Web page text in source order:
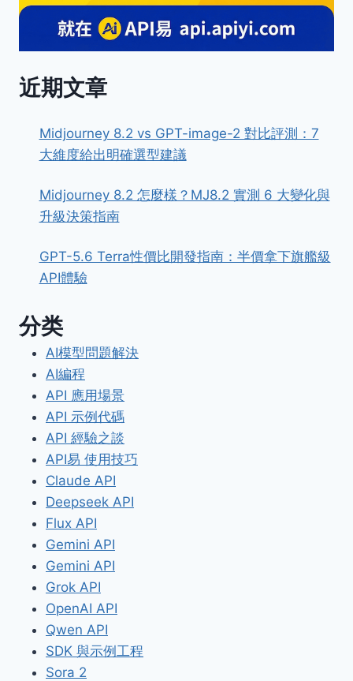
近期文章
Midjourney 8.2 vs GPT-image-2 對比評測：7
大維度給出明確選型建議
Midjourney 8.2 怎麼樣？MJ8.2 實測 6 大變化與
升級決策指南
GPT-5.6 Terra性價比開發指南：半價拿下旗艦級
API體驗
分类
AI模型問題解決
AI編程
API 應用場景
API 示例代碼
API 經驗之談
API易 使用技巧
Claude API
Deepseek API
Flux API
Gemini API
Gemini API
Grok API
OpenAI API
Qwen API
SDK 與示例工程
Sora 2